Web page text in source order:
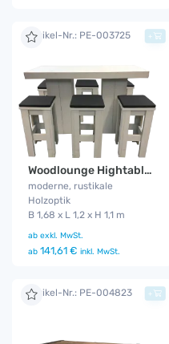
Artikel-Nr.: PE-003725
Woodlounge Hightable Set V2
moderne, rustikale
Holzoptik
B 1,68 x L 1,2 x H 1,1 m
ab exkl. MwSt.
ab 141,61 € inkl. MwSt.
+
Artikel-Nr.: PE-004823 +